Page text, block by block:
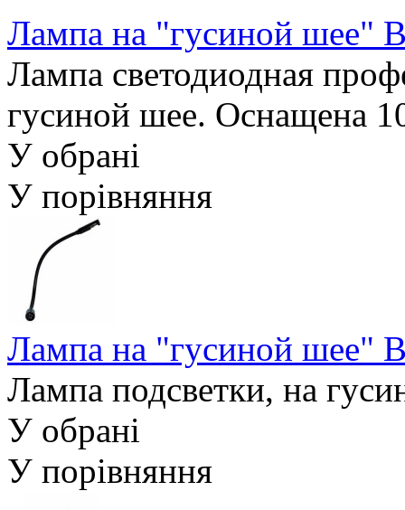
Лампа на "гусиной шее"
Лампа светодиодная
гусиной шее. Оснащена
У обрані
У порівняння
Лампа на "гусиной шее"
Лампа подсветки, на
У обрані
У порівняння